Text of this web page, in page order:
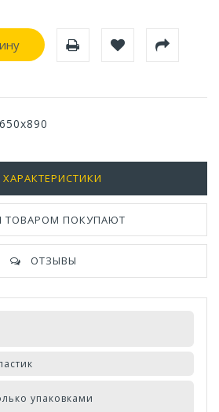
ХАРАКТЕРИСТИКИ
ТОВАРОМ ПОКУПАЮТ
ОТЗЫВЫ
упаковками